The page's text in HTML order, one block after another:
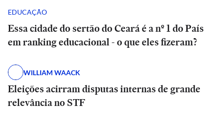
EDUCAÇÃO
Essa cidade do sertão do Ceará é a nº 1 do País
em ranking educacional - o que eles fizeram?
WILLIAM WAACK
Eleições acirram disputas internas de grande
relevância no STF